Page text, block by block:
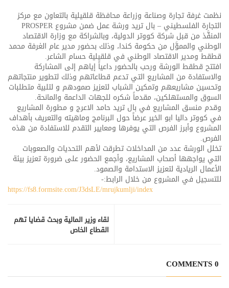
نظمت غرفة تجارة وصناعة وزراعة محافظة قلقيلية بالتعاون مع مركز
التجارة الفلسطيني – بال تريد ورشة عمل ضمن مشروع PROSPER
المنفَّذ من قبل شركة كووتر الدولية، وبالشراكة مع وزارة الاقتصاد
الوطني والمموَّل من حكومة كندا، وذلك بحضور مدير عام الغرفة محمد
قطقط ومدير الاقتصاد الوطني في قلقيلية حسام الشاعر.
افتتح قطقط الورشة ورحب بالحضور داعياً إياهم إلى المشاركة
والاستفادة من المشاريع التي تدعم قطاعاتهم وذلك لتطوير منتجاتهم
وتحسين مشاريعهم وتمكين الشباب لتعزيز صمودهم و لتلبية متطلبات
السوق والمستهلكين، مقدماً شكره للجهات الداعمة والمانحة.
وقدم منسق المشاريع في بال تريد حامد الاعرج و مطورة المشاريع
في كووتر داليا ابو الخير عرضاً حول البرنامج وماهيته والتعريف بأهداف
المشروع وأبرز الفرص التي يوفرها ومعايير التقدم للاستفادة من هذه
الفرص.
تخلل الورشة عدد من المداخلات تطرقت لأهم التحديات والصعوبات
التي يواجهها أصحاب المشاريع، وأجمع الحضور على ضرورة تعزيز بيئة
الأعمال الريادية لتعزيز الاستدامة والصمود.
للتسجيل في المشروع من خلال الرابط:-
https://fs8.formsite.com/J3dsLE/mrujkumlji/index
لقاء وزير المالية وبحث قضايا تهم
القطاع الخاص
0 COMMENTS